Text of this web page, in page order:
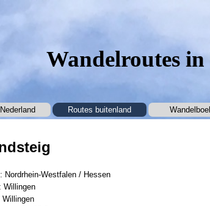
Wandelroutes in
Menu overslaan
▼
Routes buitenland ▼
Nordrhein-Westfalen / Hessen
Willingen
Willingen